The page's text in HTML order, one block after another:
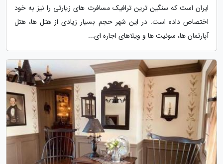
ایران است که سنگین ترین ترافیک مسافرت های زیارتی را نیز به خود
اختصاص داده است. در این شهر حجم بسیار زیادی از هتل ها، هتل
آپارتمان ها، سوئیت ها و ویلاهای اجاره ای...